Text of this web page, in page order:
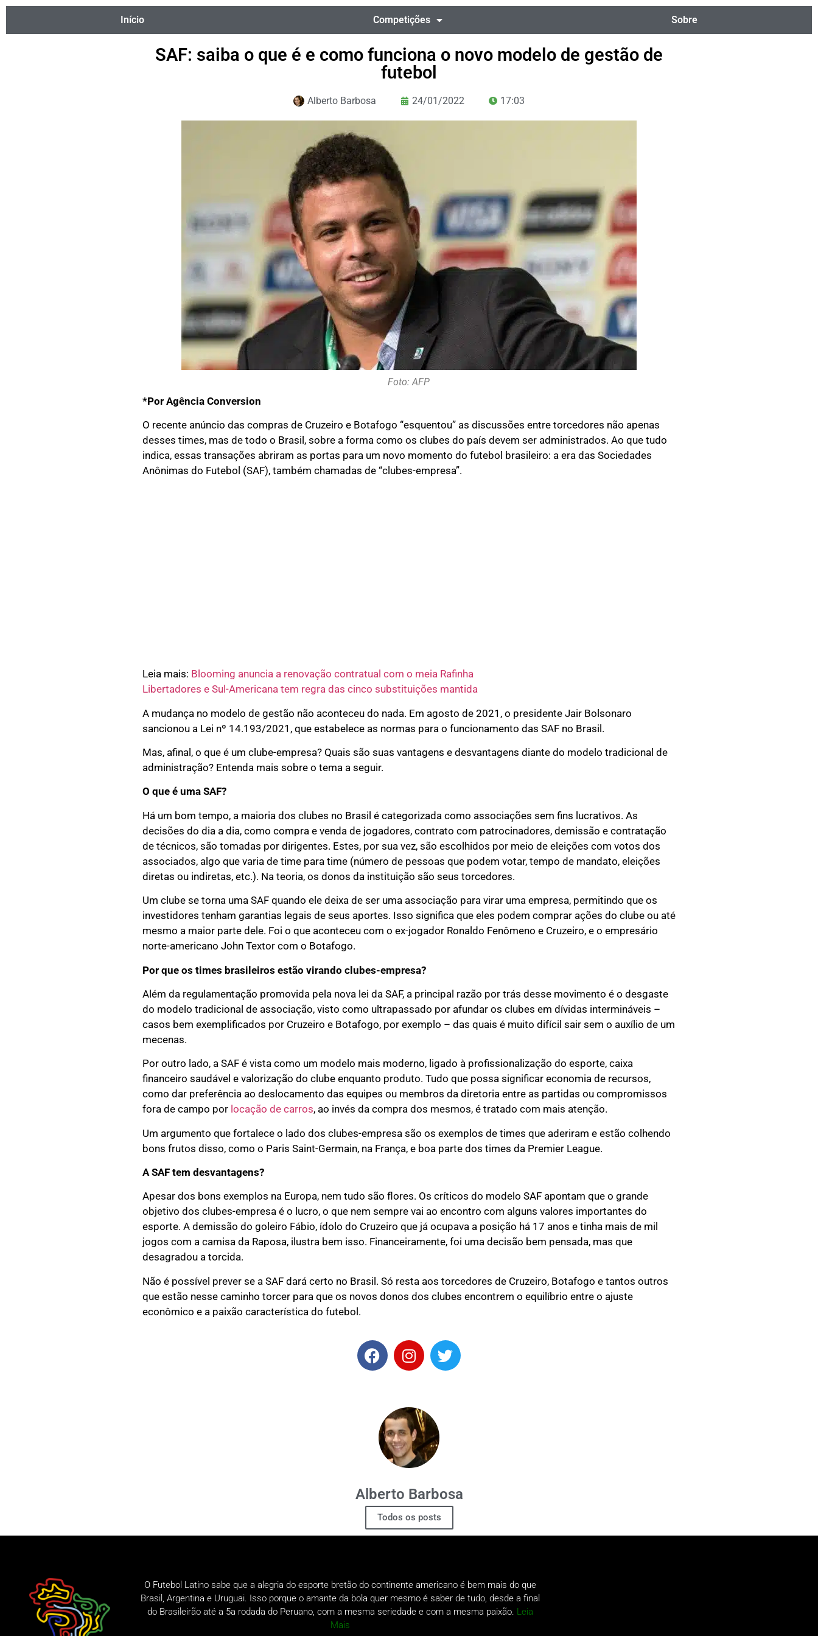
Início Competições Sobre
SAF: saiba o que é e como funciona o novo modelo de gestão de
futebol
Alberto Barbosa 24/01/2022 17:03
Foto: AFP
*Por Agência Conversion
O recente anúncio das compras de Cruzeiro e Botafogo “esquentou” as discussões entre torcedores não apenas
desses times, mas de todo o Brasil, sobre a forma como os clubes do país devem ser administrados. Ao que tudo
indica, essas transações abriram as portas para um novo momento do futebol brasileiro: a era das Sociedades
Anônimas do Futebol (SAF), também chamadas de “clubes-empresa”.
Leia mais: Blooming anuncia a renovação contratual com o meia Rafinha
Libertadores e Sul-Americana tem regra das cinco substituições mantida
A mudança no modelo de gestão não aconteceu do nada. Em agosto de 2021, o presidente Jair Bolsonaro
sancionou a Lei nº 14.193/2021, que estabelece as normas para o funcionamento das SAF no Brasil.
Mas, afinal, o que é um clube-empresa? Quais são suas vantagens e desvantagens diante do modelo tradicional de
administração? Entenda mais sobre o tema a seguir.
O que é uma SAF?
Há um bom tempo, a maioria dos clubes no Brasil é categorizada como associações sem fins lucrativos. As
decisões do dia a dia, como compra e venda de jogadores, contrato com patrocinadores, demissão e contratação
de técnicos, são tomadas por dirigentes. Estes, por sua vez, são escolhidos por meio de eleições com votos dos
associados, algo que varia de time para time (número de pessoas que podem votar, tempo de mandato, eleições
diretas ou indiretas, etc.). Na teoria, os donos da instituição são seus torcedores.
Um clube se torna uma SAF quando ele deixa de ser uma associação para virar uma empresa, permitindo que os
investidores tenham garantias legais de seus aportes. Isso significa que eles podem comprar ações do clube ou até
mesmo a maior parte dele. Foi o que aconteceu com o ex-jogador Ronaldo Fenômeno e Cruzeiro, e o empresário
norte-americano John Textor com o Botafogo.
Por que os times brasileiros estão virando clubes-empresa?
Além da regulamentação promovida pela nova lei da SAF, a principal razão por trás desse movimento é o desgaste
do modelo tradicional de associação, visto como ultrapassado por afundar os clubes em dívidas intermináveis –
casos bem exemplificados por Cruzeiro e Botafogo, por exemplo – das quais é muito difícil sair sem o auxílio de um
mecenas.
Por outro lado, a SAF é vista como um modelo mais moderno, ligado à profissionalização do esporte, caixa
financeiro saudável e valorização do clube enquanto produto. Tudo que possa significar economia de recursos,
como dar preferência ao deslocamento das equipes ou membros da diretoria entre as partidas ou compromissos
fora de campo por locação de carros, ao invés da compra dos mesmos, é tratado com mais atenção.
Um argumento que fortalece o lado dos clubes-empresa são os exemplos de times que aderiram e estão colhendo
bons frutos disso, como o Paris Saint-Germain, na França, e boa parte dos times da Premier League.
A SAF tem desvantagens?
Apesar dos bons exemplos na Europa, nem tudo são flores. Os críticos do modelo SAF apontam que o grande
objetivo dos clubes-empresa é o lucro, o que nem sempre vai ao encontro com alguns valores importantes do
esporte. A demissão do goleiro Fábio, ídolo do Cruzeiro que já ocupava a posição há 17 anos e tinha mais de mil
jogos com a camisa da Raposa, ilustra bem isso. Financeiramente, foi uma decisão bem pensada, mas que
desagradou a torcida.
Não é possível prever se a SAF dará certo no Brasil. Só resta aos torcedores de Cruzeiro, Botafogo e tantos outros
que estão nesse caminho torcer para que os novos donos dos clubes encontrem o equilíbrio entre o ajuste
econômico e a paixão característica do futebol.
Alberto Barbosa
Todos os posts
O Futebol Latino sabe que a alegria do esporte bretão do continente americano é bem mais do que
Brasil, Argentina e Uruguai. Isso porque o amante da bola quer mesmo é saber de tudo, desde a final
do Brasileirão até a 5a rodada do Peruano, com a mesma seriedade e com a mesma paixão. Leia
Mais